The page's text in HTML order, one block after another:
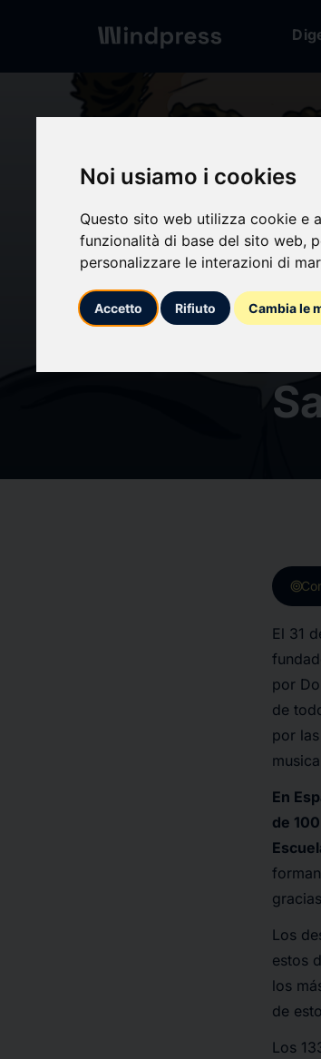
Noi usiamo i cookies
Questo sito web utilizza cookie e
funzionalità di base del sito web,
personalizzare le interazioni di
Accetto Rifiuto Cambia le
calendar_today31/
target
El 31
por
de
por
En
de
Los
estos
los
de
Los